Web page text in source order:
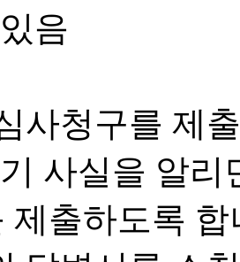
음
사청구를 제
사실을 알
제출하도록 합